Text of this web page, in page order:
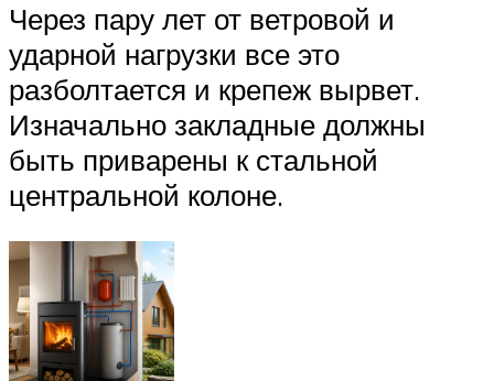
Через пару лет от ветровой и
ударной нагрузки все это
разболтается и крепеж вырвет.
Изначально закладные должны
быть приварены к стальной
центральной колоне.